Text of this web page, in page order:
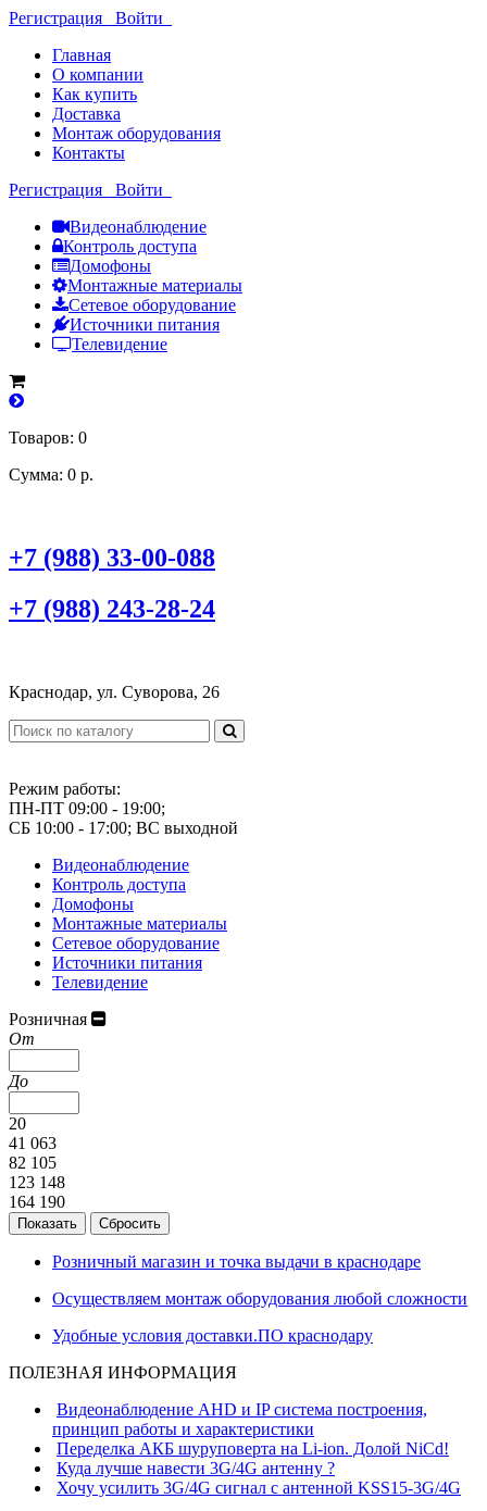
Регистрация Войти
Главная
О компании
Как купить
Доставка
Монтаж оборудования
Контакты
Регистрация Войти
Видеонаблюдение
Контроль доступа
Домофоны
Монтажные материалы
Сетевое оборудование
Источники питания
Телевидение
Товаров: 0
Сумма: 0 р.
+7 (988) 33-00-088
+7 (988) 243-28-24
Краснодар, ул. Суворова, 26
Режим работы:
ПН-ПТ 09:00 - 19:00;
СБ 10:00 - 17:00; ВС выходной
Видеонаблюдение
Контроль доступа
Домофоны
Монтажные материалы
Сетевое оборудование
Источники питания
Телевидение
Розничная
От
До
20
41 063
82 105
123 148
164 190
Розничный магазин и точка выдачи в краснодаре
Осуществляем монтаж оборудования любой сложности
Удобные условия доставки.ПО краснодару
ПОЛЕЗНАЯ ИНФОРМАЦИЯ
Видеонаблюдение AHD и IP система построения,
принцип работы и характеристики
Переделка АКБ шуруповерта на Li-ion. Долой NiCd!
Куда лучше навести 3G/4G антенну ?
Хочу усилить 3G/4G сигнал с антенной KSS15-3G/4G